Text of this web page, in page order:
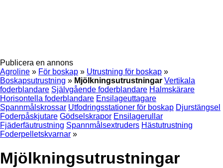
Publicera en annons
Agroline » För boskap » Utrustning för boskap »
Boskapsutrustning » Mjölkningsutrustningar Vertikala
foderblandare Självgående foderblandare Halmskärare
Horisontella foderblandare Ensilageuttagare
Spannmålskrossar Utfodringsstationer för boskap Djurstängsel
Foderpåskjutare Gödselskrapor Ensilagerullar
Fjäderfäutrustning Spannmålsextruders Hästutrustning
Foderpelletskvarnar »
Mjölkningsutrustningar